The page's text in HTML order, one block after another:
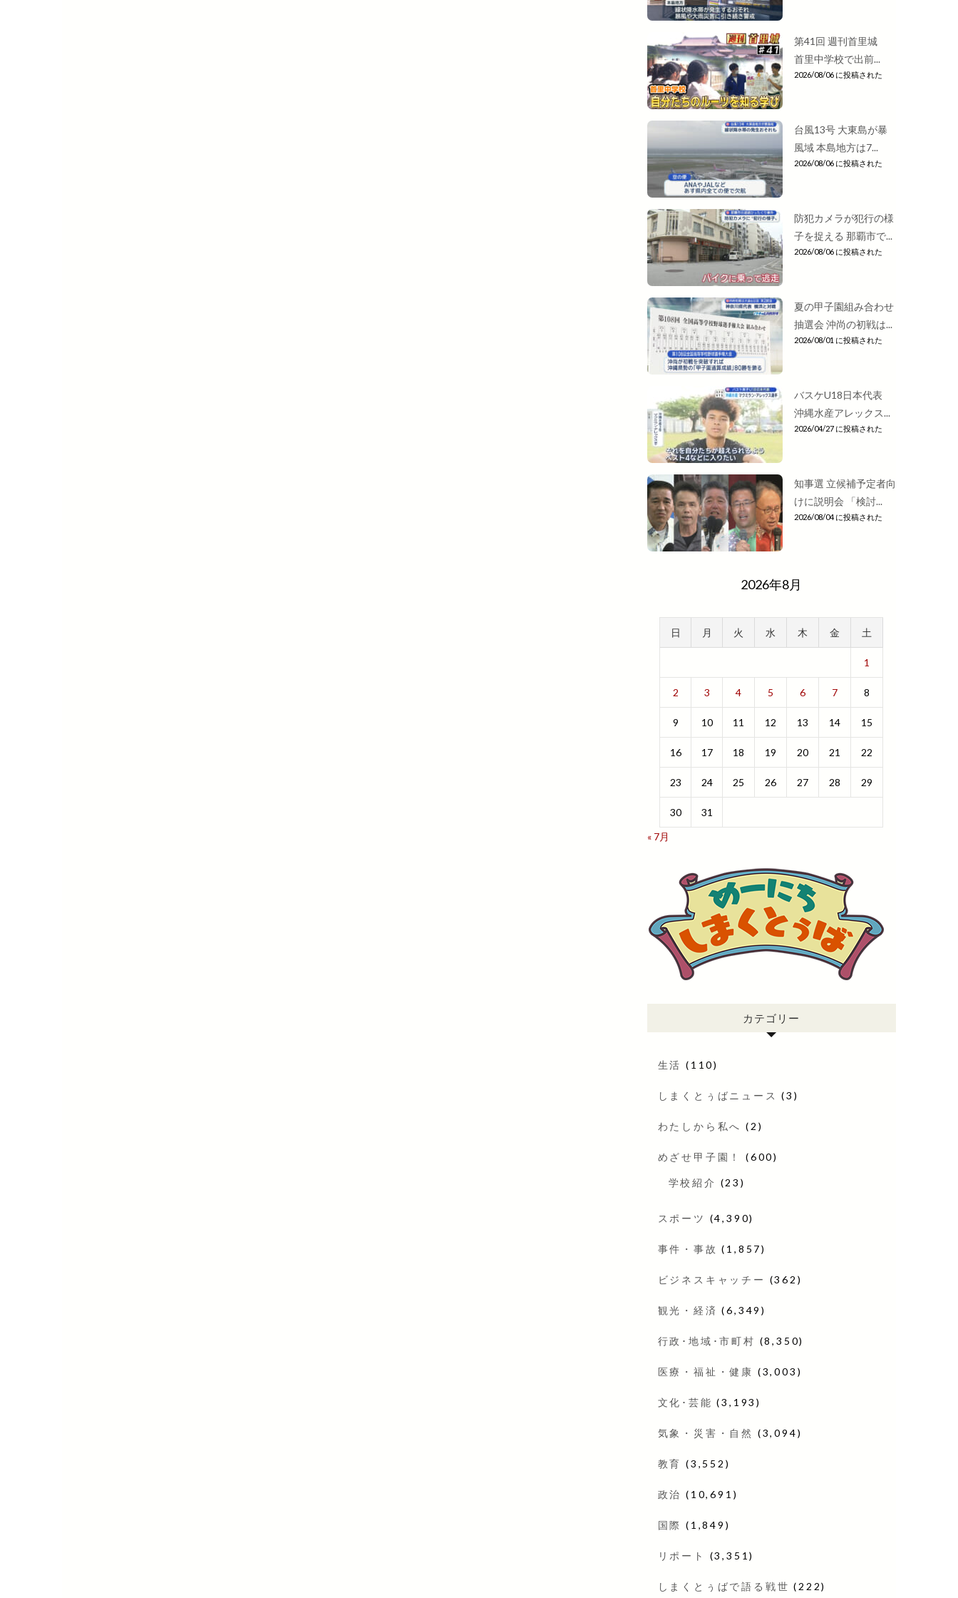
第41回 週刊首里城
首里中学校で出前...
2026/08/06 に投稿された
台風13号 大東島が暴
風域 本島地方は7...
2026/08/06 に投稿された
防犯カメラが犯行の様
子を捉える 那覇市で...
2026/08/06 に投稿された
夏の甲子園組み合わせ
抽選会 沖尚の初戦は...
2026/08/01 に投稿された
バスケU18日本代表
沖縄水産アレックス...
2026/04/27 に投稿された
知事選 立候補予定者向
けに説明会 「検討...
2026/08/04 に投稿された
2026年8月
日 月 火 水 木 金 土
1
2 3 4 5 6 7 8
9 10 11 12 13 14 15
16 17 18 19 20 21 22
23 24 25 26 27 28 29
30
31
« 7月
カテゴリー
生活 (110)
しまくとぅばニュース (3)
わたしから私へ (2)
めざせ甲子園！ (600)
学校紹介 (23)
スポーツ (4,390)
事件・事故 (1,857)
ビジネスキャッチー (362)
観光・経済 (6,349)
行政･地域･市町村 (8,350)
医療・福祉・健康 (3,003)
文化･芸能 (3,193)
気象・災害・自然 (3,094)
教育 (3,552)
政治 (10,691)
国際 (1,849)
リポート (3,351)
しまくとぅばで語る戦世 (222)